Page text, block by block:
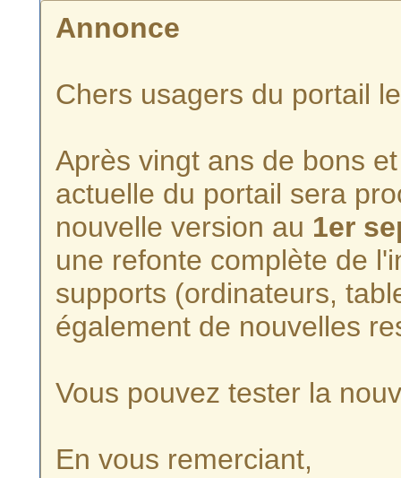
Annonce
Chers usagers du portail
Après vingt ans de bons
actuelle du portail sera
nouvelle version au 1er
une refonte complète de
supports (ordinateurs,
également de nouvelles
Vous pouvez tester la
En vous remerciant,